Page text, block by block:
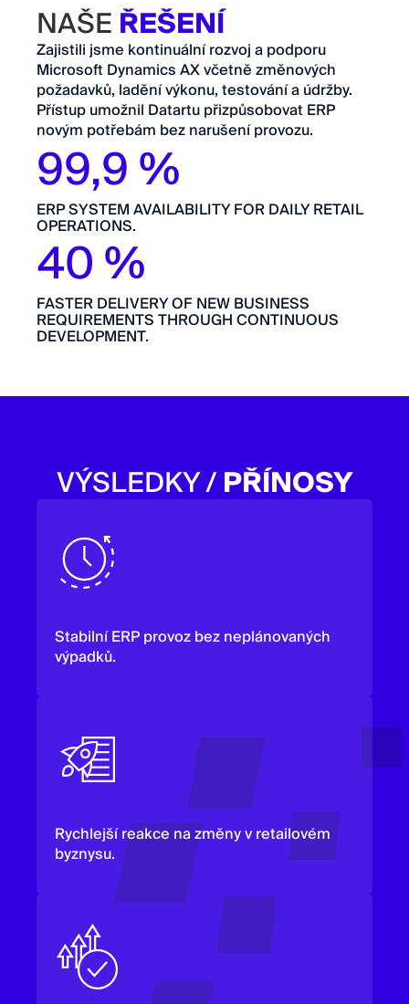
NAŠEŘEŠENÍ
Zajistili jsme kontinuální rozvoj a podporu
Microsoft Dynamics AX včetně změnových
požadavků, ladění výkonu, testování a údržby.
Přístup umožnil Datartu přizpůsobovat ERP
novým potřebám bez narušení provozu.
99,9 %
ERP SYSTEM AVAILABILITY FOR DAILY RETAIL
OPERATIONS.
40 %
FASTER DELIVERY OF NEW BUSINESS
REQUIREMENTS THROUGH CONTINUOUS
DEVELOPMENT.
VÝSLEDKY /PŘÍNOSY
Stabilní ERP provoz bez neplánovaných
výpadků.
Rychlejší reakce na změny v retailovém
byznysu.